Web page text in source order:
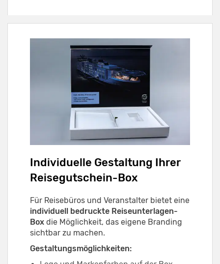
Individuelle Gestaltung Ihrer
Reisegutschein-Box
Für Reisebüros und Veranstalter bietet eine
individuell bedruckte Reiseunterlagen-
Box die Möglichkeit, das eigene Branding
sichtbar zu machen.
Gestaltungsmöglichkeiten: